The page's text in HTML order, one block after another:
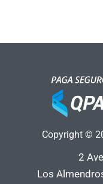
Copyright ©
2
Los